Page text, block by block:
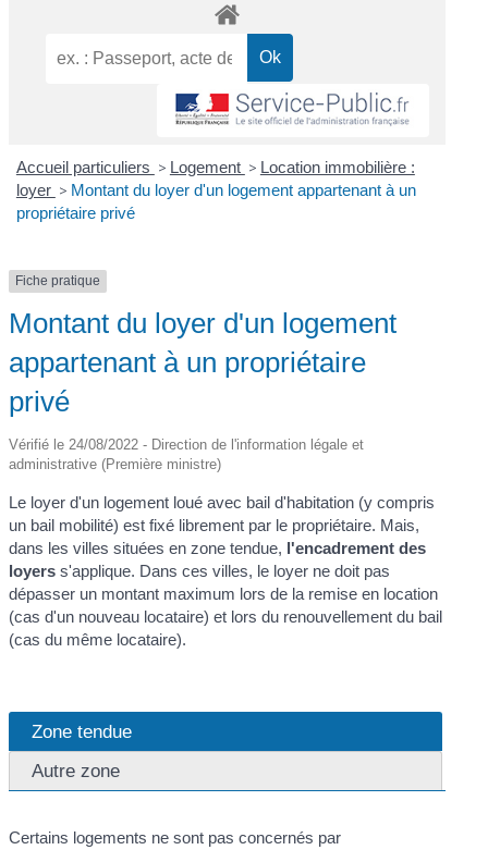
Accueil particuliers > Logement > Location immobilière :
loyer > Montant du loyer d'un logement appartenant à un
propriétaire privé
Fiche pratique
Montant du loyer d'un logement
appartenant à un propriétaire
privé
Vérifié le 24/08/2022 - Direction de l'information légale et
administrative (Première ministre)
Le loyer d'un logement loué avec bail d'habitation (y compris
un bail mobilité) est fixé librement par le propriétaire. Mais,
dans les villes situées en zone tendue, l'encadrement des
loyers s'applique. Dans ces villes, le loyer ne doit pas
dépasser un montant maximum lors de la remise en location
(cas d'un nouveau locataire) et lors du renouvellement du bail
(cas du même locataire).
Zone tendue
Autre zone
Certains logements ne sont pas concernés par